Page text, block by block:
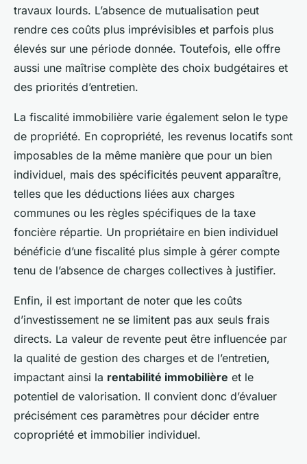
travaux lourds. L’absence de mutualisation peut
rendre ces coûts plus imprévisibles et parfois plus
élevés sur une période donnée. Toutefois, elle offre
aussi une maîtrise complète des choix budgétaires et
des priorités d’entretien.
La fiscalité immobilière varie également selon le type
de propriété. En copropriété, les revenus locatifs sont
imposables de la même manière que pour un bien
individuel, mais des spécificités peuvent apparaître,
telles que les déductions liées aux charges
communes ou les règles spécifiques de la taxe
foncière répartie. Un propriétaire en bien individuel
bénéficie d’une fiscalité plus simple à gérer compte
tenu de l’absence de charges collectives à justifier.
Enfin, il est important de noter que les coûts
d’investissement ne se limitent pas aux seuls frais
directs. La valeur de revente peut être influencée par
la qualité de gestion des charges et de l’entretien,
impactant ainsi la rentabilité immobilière et le
potentiel de valorisation. Il convient donc d’évaluer
précisément ces paramètres pour décider entre
copropriété et immobilier individuel.